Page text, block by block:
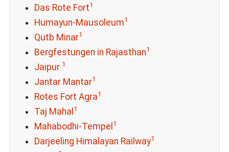
Das Rote Fort1
Humayun-Mausoleum1
Qutb Minar1
Bergfestungen in Rajasthan1
Jaipur 1
Jantar Mantar1
Rotes Fort Agra1
Taj Mahal 1
Mahabodhi-Tempel 1
Darjeeling Himalayan Railway1